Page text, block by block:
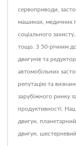
сервоприводи,
машинах, медичних
соціального
тощо. З 50-річним
двигунів та
автомобільних
репутацію та
зарубіжного ринку
продуктивності.
двигун,
двигун,